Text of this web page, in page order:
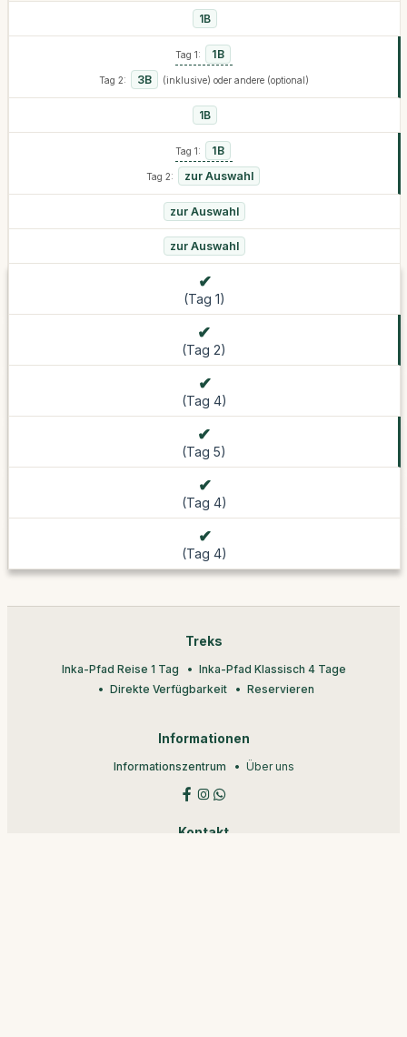
1B
Tag 1: 1B
Tag 2: 3B (inklusive) oder andere (optional)
1B
Tag 1: 1B
Tag 2: zur Auswahl
zur Auswahl
zur Auswahl
(Tag 1)
(Tag 2)
(Tag 4)
(Tag 5)
(Tag 4)
(Tag 4)
Treks
Inka-Pfad Reise 1 Tag
Inka-Pfad Klassisch 4 Tage
Direkte Verfügbarkeit
Reservieren
Informationen
Informationszentrum Über uns
Kontakt